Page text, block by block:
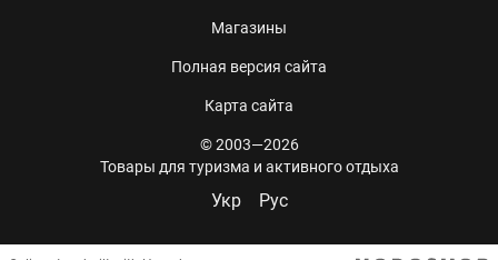
Магазины
Полная версия сайта
Карта сайта
© 2003—2026
Товары для туризма и активного отдыха
Укр Рус